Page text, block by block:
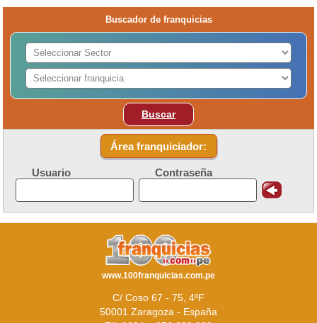
Buscador de franquicias
Buscar
Área franquiciador:
Usuario Contraseña
www.100franquicias.com.pe
C/ Coso 67 - 75, 4ºF
50001 Zaragoza - España